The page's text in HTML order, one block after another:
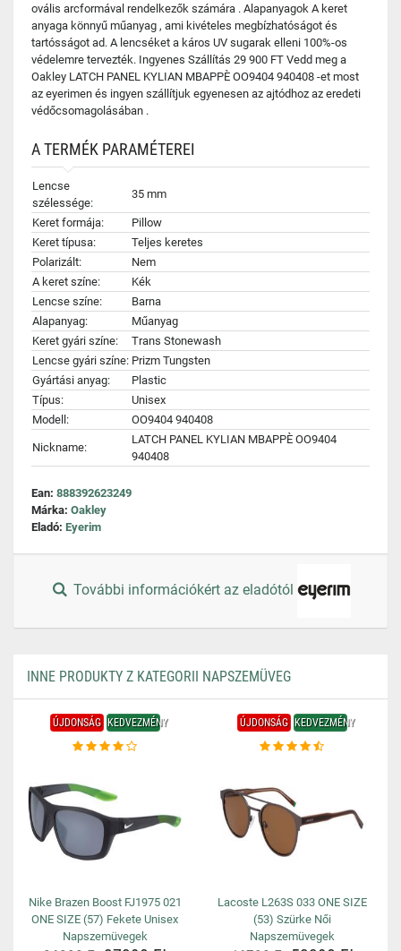
ovális arcformával rendelkezők számára . Alapanyagok A keret
anyaga könnyű műanyag , ami kivételes megbízhatóságot és
tartósságot ad. A lencséket a káros UV sugarak elleni 100%-os
védelemre tervezték. Ingyenes Szállítás 29 900 FT Vedd meg a
Oakley LATCH PANEL KYLIAN MBAPPÈ OO9404 940408 -et most
az eyerimen és ingyen szállítjuk egyenesen az ajtódhoz az eredeti
védőcsomagolásában .
A TERMÉK PARAMÉTEREI
Lencse
szélessége:
35 mm
Keret formája:
Pillow
Keret típusa:
Teljes keretes
Polarizált:
Nem
A keret színe:
Kék
Lencse színe:
Barna
Alapanyag:
Műanyag
Keret gyári színe:
Trans Stonewash
Lencse gyári színe: Prizm Tungsten
Gyártási anyag:
Plastic
Típus:
Unisex
Modell:
OO9404 940408
Nickname:
LATCH PANEL KYLIAN MBAPPÈ OO9404
940408
Ean: 888392623249
Márka: Oakley
Eladó: Eyerim
További információkért az eladótól
INNE PRODUKTY Z KATEGORII NAPSZEMÜVEG
ÚJDONSÁG KEDVEZMÉNY
Nike Brazen Boost FJ1975 021
ONE SIZE (57) Fekete Unisex
Napszemüvegek
ÚJDONSÁG KEDVEZMÉNY
Lacoste L263S 033 ONE SIZE
(53) Szürke Női
Napszemüvegek